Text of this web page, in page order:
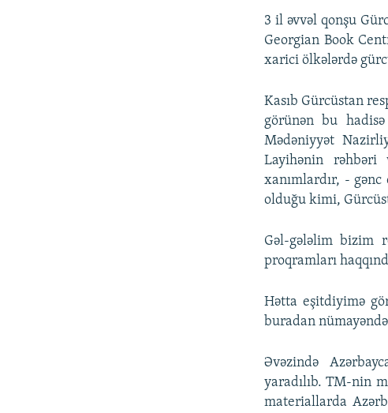
3 il əvvəl qonşu
Georgian Book
xarici ölkələrdə
Kasıb Gürcüstan
görünən bu
Mədəniyyət
Layihənin rəhbəri
xanımlardır, - gənc
olduğu kimi,
Gəl-gələlim bizim
proqramları
Hətta eşitdiyimə
buradan
Əvəzində
yaradılıb. TM-nin
materiallarda